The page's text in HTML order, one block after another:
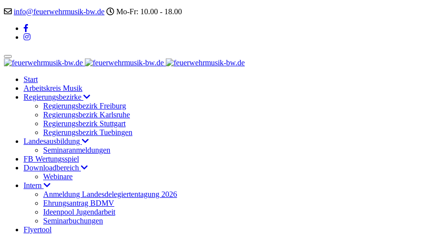
info@feuerwehrmusik-bw.de
Mo-Fr: 10.00 - 18.00
Start
Arbeitskreis Musik
Regierungsbezirke
Regierungsbezirk Freiburg
Regierungsbezirk Karlsruhe
Regierungsbezirk Stuttgart
Regierungsbezirk Tuebingen
Landesausbildung
Seminaranmeldungen
FB Wertungsspiel
Downloadbereich
Webinare
Intern
Anmeldung Landesdelegiertentagung 2026
Ehrungsantrag BDMV
Ideenpool Jugendarbeit
Seminarbuchungen
Flyertool